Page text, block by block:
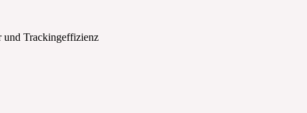
Trackingeffizienz